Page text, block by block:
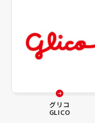
グリコ
GLICO